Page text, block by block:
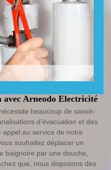
avec Arneodo Electricité
beaucoup de savoir-
d'évacuation et des
au service de notre
souhaitez déplacer un
baignoire par une douche,
que, nous disposons des